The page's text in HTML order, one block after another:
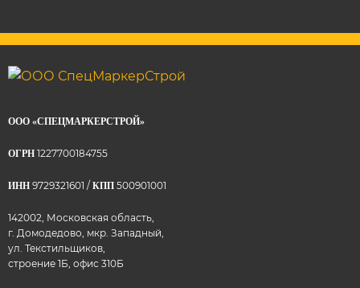
ООО «СПЕЦМАРКЕРСТРОЙ»
ОГРН 1227700184755
ИНН 9729321601 / КПП 500901001
142002, Московская область,
г. Домодедово, мкр. Западный,
ул. Текстильщиков,
строение 1Б, офис 310Б